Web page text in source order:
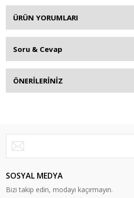
ÜRÜN YORUMLARI
Soru & Cevap
ÖNERİLERİNİZ
SOSYAL MEDYA
Bizi takip edin, modayı kaçırmayın.